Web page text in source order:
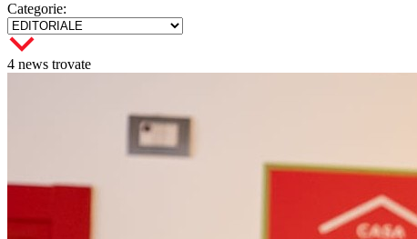
Categorie:
4 news trovate